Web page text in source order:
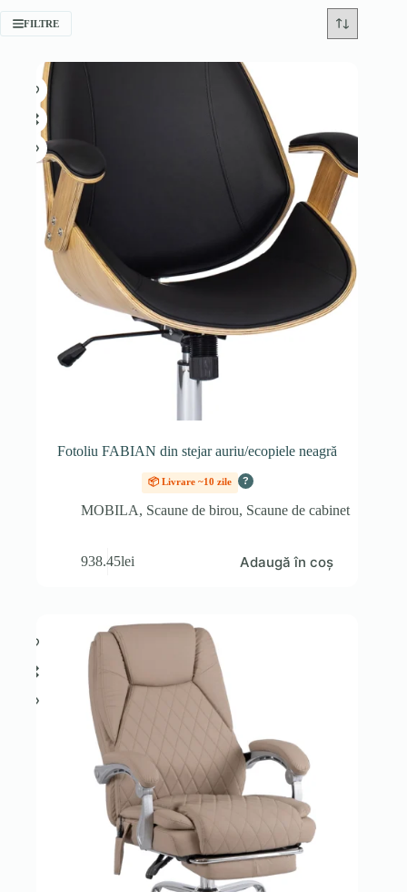
FILTRE
Fotoliu FABIAN din stejar auriu/ecopiele neagră
📦 Livrare ~10 zile ?
MOBILA, Scaune de birou, Scaune de cabinet
938.45lei Adaugă în coș